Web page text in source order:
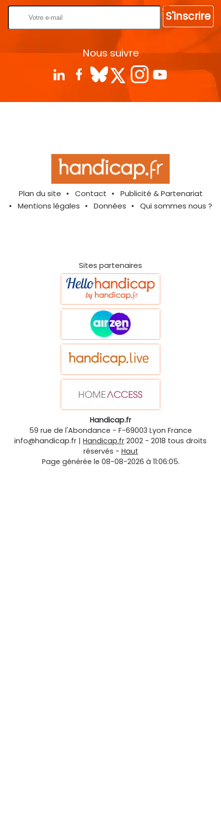
S'inscrire
Nous suivre
Plan du site Contact
Publicité & Partenariat
Mentions légales
Données Qui sommes nous ?
Sites partenaires
Handicap.fr
59 rue de l'Abondance - F-69003 Lyon France
info@handicap.fr | Handicap.fr 2002 - 2018 tous droits
réservés - Haut
Page générée le 08-08-2026 à 11:06:05.